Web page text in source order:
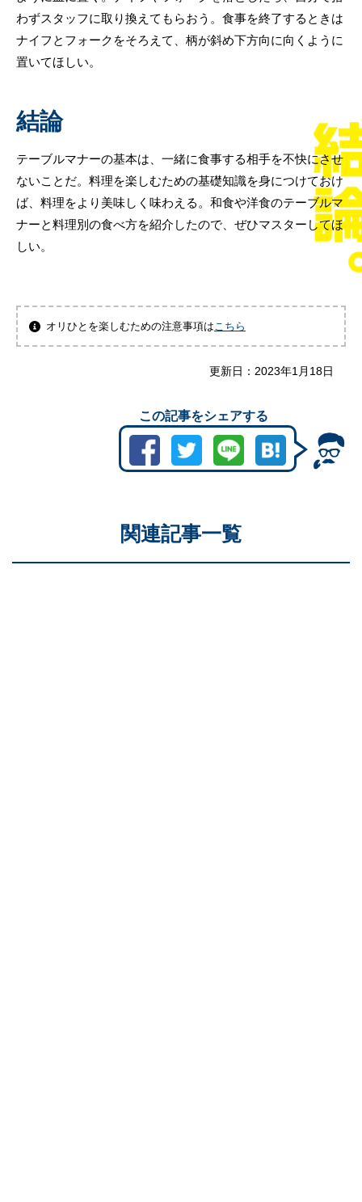
わずスタッフに取り換えてもらおう。食事を終了するときは
ナイフとフォークをそろえて、柄が斜め下方向に向くように
置いてほしい。
結論
テーブルマナーの基本は、一緒に食事する相手を不快にさせ
ないことだ。料理を楽しむための基礎知識を身につけておけ
ば、料理をより美味しく味わえる。和食や洋食のテーブルマ
ナーと料理別の食べ方を紹介したので、ぜひマスターしてほ
しい。
オリひとを楽しむための注意事項はこちら
更新日： 2023年1月18日
この記事をシェアする
関連記事一覧